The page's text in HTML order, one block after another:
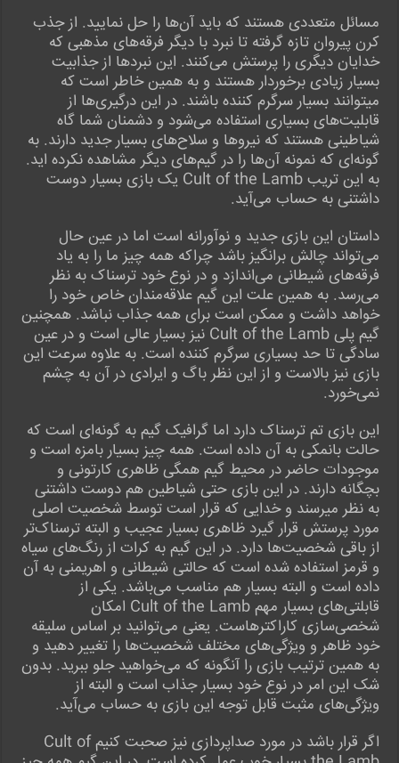
مسائل متعددی هستند که باید آن‌ها را حل نمایید. از جذب
کرن پیروان تازه گرفته تا نبرد با دیگر فرقه‌های مذهبی که
خدایان دیگری را پرستش می‌کنند. این نبردها از جذابیت
بسیار زیادی برخوردار هستند و به همین خاطر است که
میتوانند بسیار سرگرم کننده باشند. در این درگیری‌ها از
قابلیت‌های بسیاری استفاده می‌شود و دشمنان شما گاه
شیاطینی هستند که نیروها و سلاح‌های بسیار جدید دارند. به
گونه‌ای که نمونه آن‌ها را در گیم‌های دیگر مشاهده نکرده اید.
به این تریب Cult of the Lamb یک بازی بسیار دوست
داشتنی به حساب می‌آید.
داستان این بازی جدید و نوآورانه است اما در عین حال
می‌تواند چالش برانگیز باشد چراکه همه چیز ما را به یاد
فرقه‌های شیطانی می‌اندازد و در نوع خود ترسناک به نظر
می‌رسد. به همین علت این گیم علاقه‌مندان خاص خود را
خواهد داشت و ممکن است برای همه جذاب نباشد. همچنین
گیم پلی Cult of the Lamb نیز بسیار عالی است و در عین
سادگی تا حد بسیاری سرگرم کننده است. به علاوه سرعت این
بازی نیز بالاست و از این نظر باگ و ایرادی در آن به چشم
نمی‌خورد.
این بازی تم ترسناک دارد اما گرافیک گیم به گونه‌ای است که
حالت بانمکی به آن داده است. همه چیز بسیار بامزه است و
موجودات حاضر در محیط گیم همگی ظاهری کارتونی و
بچگانه دارند. در این بازی حتی شیاطین هم دوست داشتنی
به نظر میرسند و خدایی که قرار است توسط شخصیت اصلی
مورد پرستش قرار گیرد ظاهری بسیار عجیب و البته ترسناک‌تر
از باقی شخصیت‌ها دارد. در این گیم به کرات از رنگ‌های سیاه
و قرمز استفاده شده است که حالتی شیطانی و اهریمنی به آن
داده است و البته بسیار هم مناسب می‌باشد. یکی از
قابلتی‌های بسیار مهم Cult of the Lamb امکان
شخصی‌سازی کاراکترهاست. یعنی می‌توانید بر اساس سلیقه
خود ظاهر و ویژگی‌های مختلف شخصیت‌ها را تغییر دهید و
به همین ترتیب بازی را آنگونه که می‌خواهید جلو ببرید. بدون
شک این امر در نوع خود بسیار جذاب است و البته از
ویژگی‌های مثبت قابل توجه این بازی به حساب می‌آید.
اگر قرار باشد در مورد صداپردازی نیز صحبت کنیم Cult of